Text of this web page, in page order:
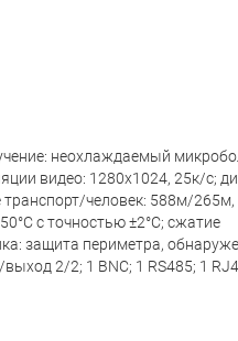
неохлаждаемый
видео: 1280x1024, 25к/с;
человек: 588м/
с точностью ±2°C; сжатие
защита периметра,
2/2; 1 BNC; 1 RS485; 1